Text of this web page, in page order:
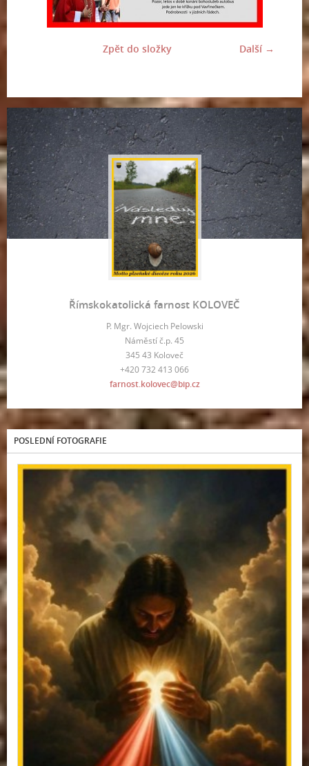
Další →
Zpět do složky
Římskokatolická farnost KOLOVEČ
P. Mgr. Wojciech Pelowski
Náměstí č.p. 45
345 43 Koloveč
+420 732 413 066
farnost.kolovec@bip.cz
POSLEDNÍ FOTOGRAFIE